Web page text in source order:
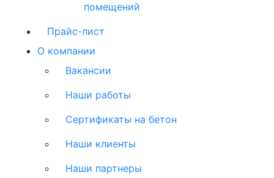
помещений
Прайс-лист
О компании
Вакансии
Наши работы
Сертификаты на бетон
Наши клиенты
Наши партнеры